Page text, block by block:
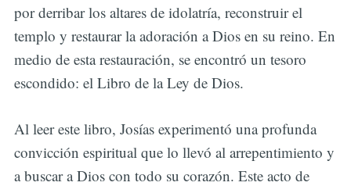
por derribar los altares de idolatría, reconstruir el
templo y restaurar la adoración a Dios en su reino. En
medio de esta restauración, se encontró un tesoro
escondido: el Libro de la Ley de Dios.
Al leer este libro, Josías experimentó una profunda
convicción espiritual que lo llevó al arrepentimiento y
a buscar a Dios con todo su corazón. Este acto de